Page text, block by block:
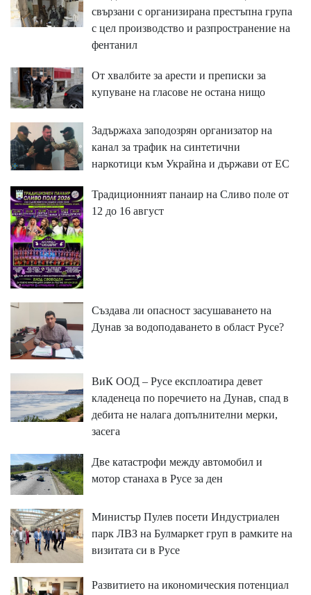
свързани с организирана престъпна група
с цел производство и разпространение на
фентанил
От хвалбите за арести и преписки за
купуване на гласове не остана нищо
Задържаха заподозрян организатор на
канал за трафик на синтетични
наркотици към Украйна и държави от ЕС
Традиционният панаир на Сливо поле от
12 до 16 август
Създава ли опасност засушаването на
Дунав за водоподаването в област Русе?
ВиК ООД – Русе експлоатира девет
кладенеца по поречието на Дунав, спад в
дебита не налага допълнителни мерки,
засега
Две катастрофи между автомобил и
мотор станаха в Русе за ден
Министър Пулев посети Индустриален
парк ЛВЗ на Булмаркет груп в рамките на
визитата си в Русе
Развитието на икономическия потенциал